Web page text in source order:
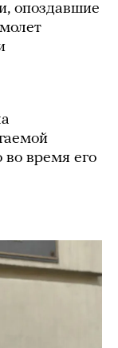
опоздавшие
время его